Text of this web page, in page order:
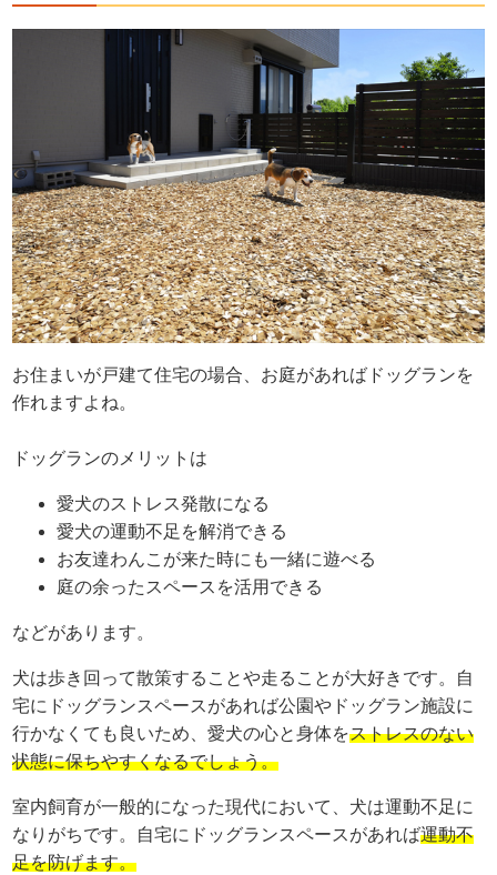
お住まいが戸建て住宅の場合、お庭があればドッグランを
作れますよね。
ドッグランのメリットは
愛犬のストレス発散になる
愛犬の運動不足を解消できる
お友達わんこが来た時にも一緒に遊べる
庭の余ったスペースを活用できる
などがあります。
犬は歩き回って散策することや走ることが大好きです。自
宅にドッグランスペースがあれば公園やドッグラン施設に
行かなくても良いため、愛犬の心と身体をストレスのない
状態に保ちやすくなるでしょう。
室内飼育が一般的になった現代において、犬は運動不足に
なりがちです。自宅にドッグランスペースがあれば運動不
足を防げます。